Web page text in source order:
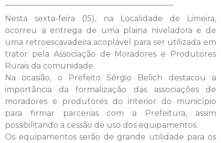
Nesta sexta-feira (15), na Localidade de Limeira,
ocorreu a entrega de uma plaina niveladora e de
uma retroescavadeira acoplável para ser utilizada em
trator pela Associação de Moradores e Produtores
Rurais da comunidade.
Na ocasião, o Prefeito Sérgio Belich destacou a
importância da formalização das associações de
moradores e produtores do interior do município
para firmar parcerias com a Prefeitura, assim
possibilitando a cessão de uso dos equipamentos.
Os equipamentos serão de grande utilidade para os